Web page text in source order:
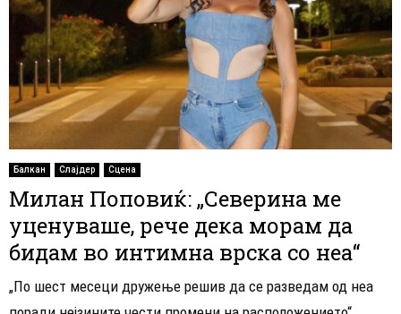
Балкан Слајдер Сцена
Милан Поповиќ: „Северина ме
уценуваше, рече дека морам да
бидам во интимна врска со неа“
„По шест месеци дружење решив да се разведам од неа